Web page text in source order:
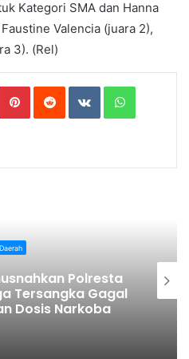
Kategori SMA dan Hanna
Valencia (juara 2),
3). (Rel)
Pinterest Reddit VKontakte
Hadiri
Quality
Kerja Keras